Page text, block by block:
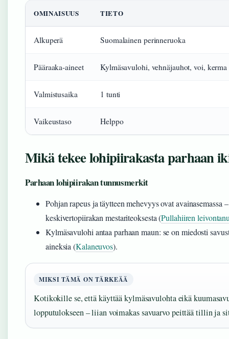
OMINAISUUS TIETO
Alkuperä Suomalainen perinneruoka
Pääraaka-aineet Kylmäsavulohi, vehnäjauhot, voi, kerma
Valmistusaika 1 tunti
Vaikeustaso Helppo
Mikä tekee lohipiirakasta parhaan
Parhaan lohipiirakan tunnusmerkit
Pohjan rapeus ja täytteen mehevyys ovat avainasemassa
keskivertopiirakan mestariteoksesta (Pullahiiren
Kylmäsavulohi antaa parhaan maun: se on miedosti
aineksia (Kalaneuvos).
MIKSI TÄMÄ ON TÄRKEÄÄ
Kotikokille se, että käyttää kylmäsavulohta eikä
lopputulokseen – liian voimakas savuarvo peittää tillin ja